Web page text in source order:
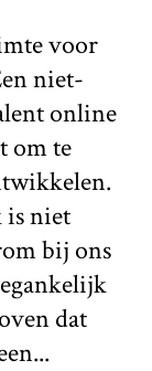
voor
niet-
online
om te
is niet
bij ons
dat